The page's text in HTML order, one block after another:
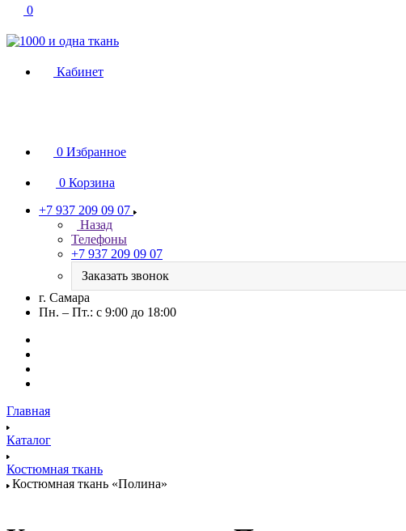
0
Кабинет
0 Избранное
0 Корзина
+7 937 209 09 07
Назад
Телефоны
+7 937 209 09 07
Заказать звонок
г. Самара
Пн. – Пт.: с 9:00 до 18:00
Главная
Каталог
Костюмная ткань
Костюмная ткань «Полина»